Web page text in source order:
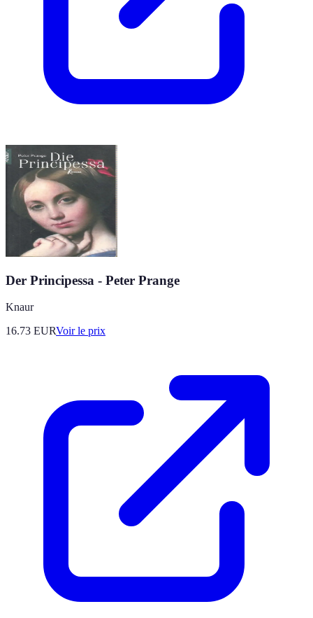
Der Principessa - Peter Prange
Knaur
16.73 EURVoir le prix